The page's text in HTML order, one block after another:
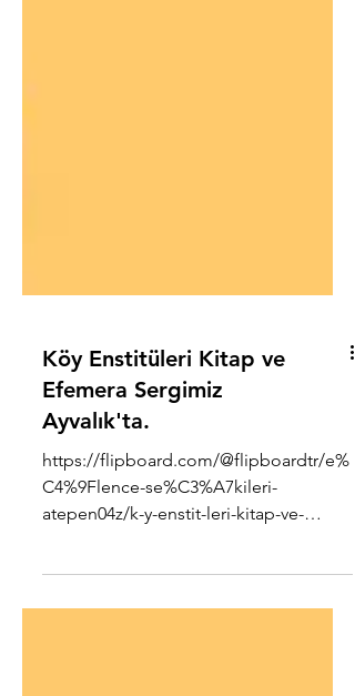
Köy Enstitüleri Kitap ve
Efemera Sergimiz
Ayvalık'ta.
https://flipboard.com/@flipboardtr/e%
C4%9Flence-se%C3%A7kileri-
efemera-sergisi-ayval-k-ta/a-
3CHNOhKwSp...